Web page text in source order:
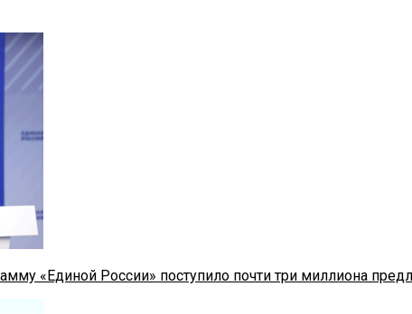
«Единой России» поступило почти три миллиона